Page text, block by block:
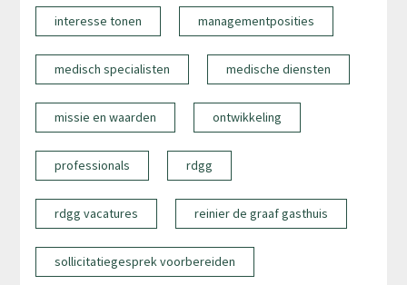
interesse tonen managementposities
medisch specialisten medische diensten
missie en waarden ontwikkeling
professionals rdgg
rdgg vacatures reinier de graaf gasthuis
sollicitatiegesprek voorbereiden